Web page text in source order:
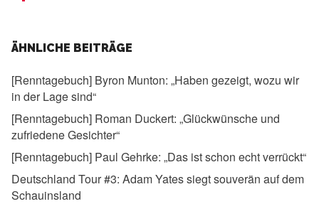
ÄHNLICHE BEITRÄGE
[Renntagebuch] Byron Munton: „Haben gezeigt, wozu wir
in der Lage sind“
[Renntagebuch] Roman Duckert: „Glückwünsche und
zufriedene Gesichter“
[Renntagebuch] Paul Gehrke: „Das ist schon echt verrückt“
Deutschland Tour #3: Adam Yates siegt souverän auf dem
Schauinsland